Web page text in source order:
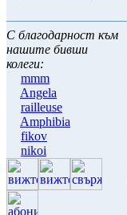
С благодарност към
нашите бивши
колеги:
mmm
Angela
railleuse
Amphibia
fikov
nikoi